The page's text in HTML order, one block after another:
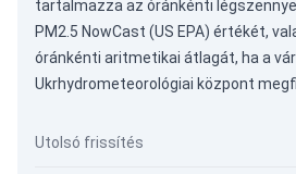
tartalmazza az óránkénti
PM2.5 NowCast (US EPA) értékét,
óránkénti aritmetikai átlagát, ha a
Ukrhydrometeorológiai központ
Utolsó frissítés